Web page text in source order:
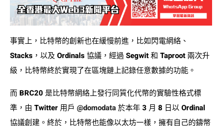
事實上，比特幣的創新也在緩慢前進，比如閃電網絡、
Stacks，以及 Ordinals 協議，經過 Segwit 和 Taproot 兩次升
級，比特幣終於實現了在區塊鏈上記錄任意數據的功能。
而 BRC20 是比特幣網絡上發行同質化代幣的實驗性格式標
準，由 Twitter 用戶 @domodata於本年 3 月 8 日以 Ordinal
協議創建。終於，比特幣也能像以太坊一樣，擁有自己的鑄幣